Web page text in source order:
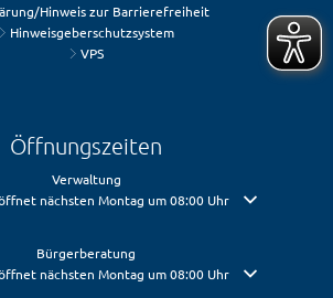
Hinweis zur Barrierefreiheit
Hinweisgeberschutzsystem
VPS
Öffnungszeiten
Verwaltung
Öffnungs- oder Schließzeiten auszublenden
nächsten Montag um 08:00 Uhr
Bürgerberatung
Öffnungs- oder Schließzeiten auszublenden
nächsten Montag um 08:00 Uhr